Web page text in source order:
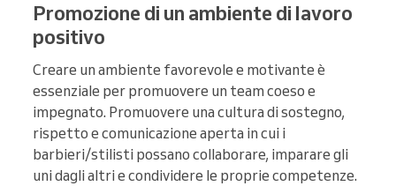
Promozione di un ambiente di lavoro
positivo
Creare un ambiente favorevole e motivante è
essenziale per promuovere un team coeso e
impegnato. Promuovere una cultura di sostegno,
rispetto e comunicazione aperta in cui i
barbieri/stilisti possano collaborare, imparare gli
uni dagli altri e condividere le proprie competenze.